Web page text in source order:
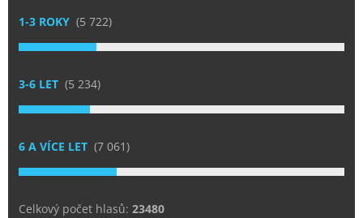
1-3 ROKY (5 722)
3-6 LET (5 234)
6 A VÍCE LET (7 061)
Celkový počet hlasů: 23480